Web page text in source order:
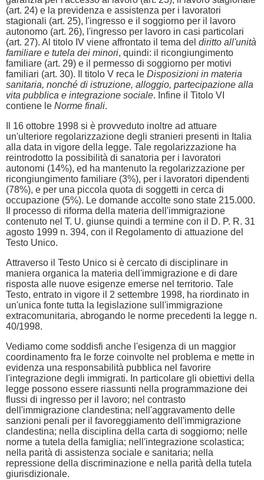
(art. 24) e la previdenza e assistenza per i lavoratori
stagionali (art. 25), l'ingresso e il soggiorno per il lavoro
autonomo (art. 26), l'ingresso per lavoro in casi particolari
(art. 27). Al titolo IV viene affrontato il tema del diritto all'unità
familiare e tutela dei minori, quindi: il ricongiungimento
familiare (art. 29) e il permesso di soggiorno per motivi
familiari (art. 30). Il titolo V reca le Disposizioni in materia
sanitaria, nonché di istruzione, alloggio, partecipazione alla
vita pubblica e integrazione sociale. Infine il Titolo VI
contiene le Norme finali.
Il 16 ottobre 1998 si è provveduto inoltre ad attuare
un'ulteriore regolarizzazione degli stranieri presenti in Italia
alla data in vigore della legge. Tale regolarizzazione ha
reintrodotto la possibilità di sanatoria per i lavoratori
autonomi (14%), ed ha mantenuto la regolarizzazione per
ricongiungimento familiare (3%), per i lavoratori dipendenti
(78%), e per una piccola quota di soggetti in cerca di
occupazione (5%). Le domande accolte sono state 215.000.
Il processo di riforma della materia dell'immigrazione
contenuto nel T. U. giunse quindi a termine con il D. P. R. 31
agosto 1999 n. 394, con il Regolamento di attuazione del
Testo Unico.
Attraverso il Testo Unico si è cercato di disciplinare in
maniera organica la materia dell'immigrazione e di dare
risposta alle nuove esigenze emerse nel territorio. Tale
Testo, entrato in vigore il 2 settembre 1998, ha riordinato in
un'unica fonte tutta la legislazione sull'immigrazione
extracomunitaria, abrogando le norme precedenti la legge n.
40/1998.
Vediamo come soddisfi anche l'esigenza di un maggior
coordinamento fra le forze coinvolte nel problema e mette in
evidenza una responsabilità pubblica nel favorire
l'integrazione degli immigrati. In particolare gli obiettivi della
legge possono essere riassunti nella programmazione dei
flussi di ingresso per il lavoro; nel contrasto
dell'immigrazione clandestina; nell'aggravamento delle
sanzioni penali per il favoreggiamento dell'immigrazione
clandestina; nella disciplina della carta di soggiorno; nelle
norme a tutela della famiglia; nell'integrazione scolastica;
nella parità di assistenza sociale e sanitaria; nella
repressione della discriminazione e nella parità della tutela
giurisdizionale.